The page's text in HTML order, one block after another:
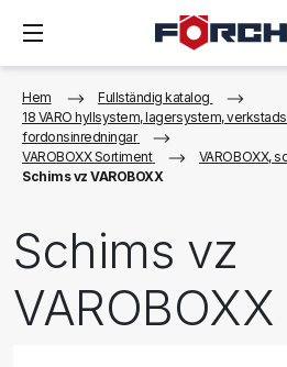
Hem
Fullständig katalog
18 VARO hyllsystem, lagersystem,
fordonsinredningar
VAROBOXX Sortiment
VAROBOXX,
Schims vz VAROBOXX
Schims vz
VAROBOXX